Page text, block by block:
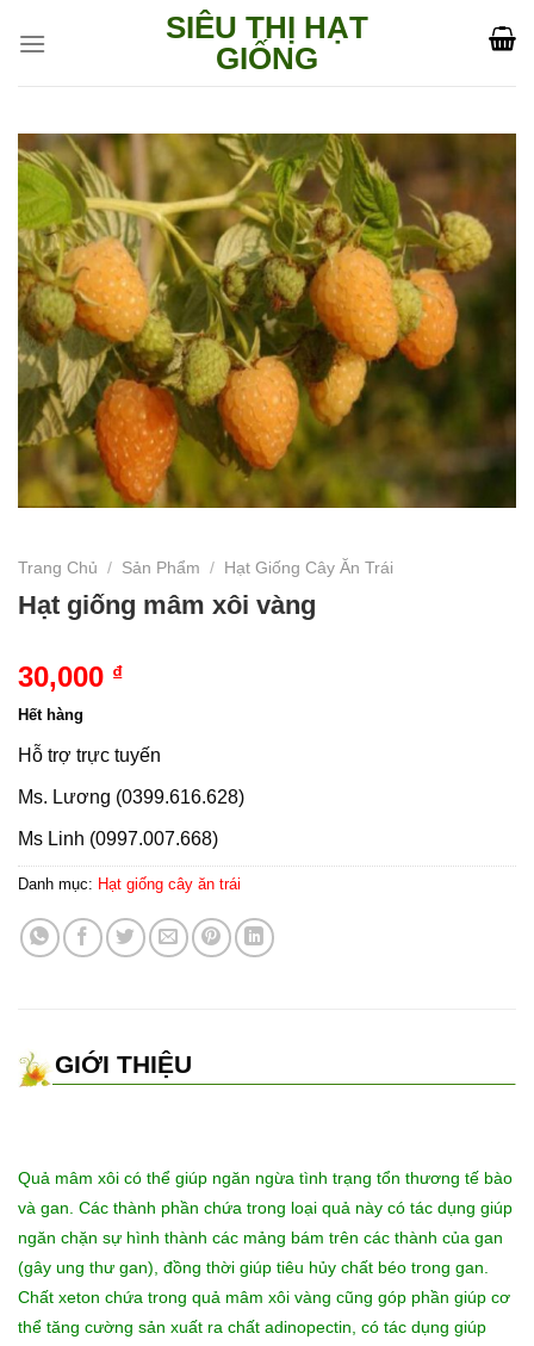
SIÊU THỊ HẠT
GIỐNG
Trang Chủ / Sản Phẩm / Hạt Giống Cây Ăn Trái
Hạt giống mâm xôi vàng
30,000 ₫
Hết hàng
Hỗ trợ trực tuyến
Ms. Lương (0399.616.628)
Ms Linh (0997.007.668)
Danh mục: Hạt giống cây ăn trái
GIỚI THIỆU
Quả mâm xôi có thể giúp ngăn ngừa tình trạng tổn thương tế bào
và gan. Các thành phần chứa trong loại quả này có tác dụng giúp
ngăn chặn sự hình thành các mảng bám trên các thành của gan
(gây ung thư gan), đồng thời giúp tiêu hủy chất béo trong gan.
Chất xeton chứa trong quả mâm xôi vàng cũng góp phần giúp cơ
thể tăng cường sản xuất ra chất adinopectin, có tác dụng giúp